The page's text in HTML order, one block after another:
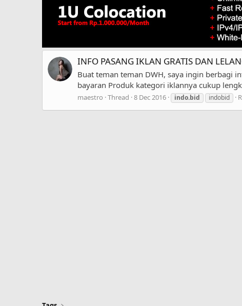
INFO PASANG IKLAN GRATIS DAN
Buat teman teman DWH, saya ingin berbagi
bayaran Produk kategori iklannya cukup
maestro Thread 8 Dec 2016 indo.bid indobid